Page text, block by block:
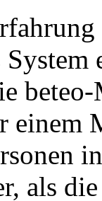
einem
als